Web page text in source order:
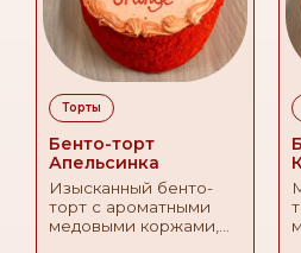
Торты
Бенто-торт
Апельсинка
Изысканный бенто-
торт с ароматными
медовыми коржами,